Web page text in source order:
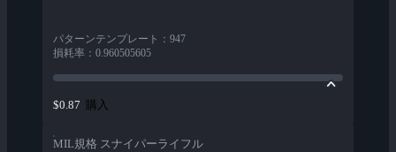
パターンテンプレート ： 947
損耗率 ： 0.960505605
$0.87 購入
MIL規格 スナイパーライフル